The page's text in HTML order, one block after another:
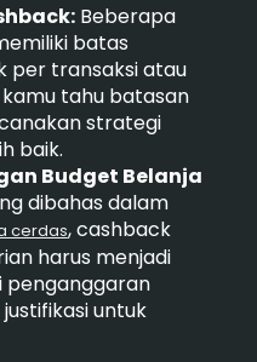
Beberapa
batas
per transaksi atau
tahu batasan
strategi
baik.
Budget Belanja
dibahas dalam
cerdas, cashback
harus menjadi
penganggaran
untuk